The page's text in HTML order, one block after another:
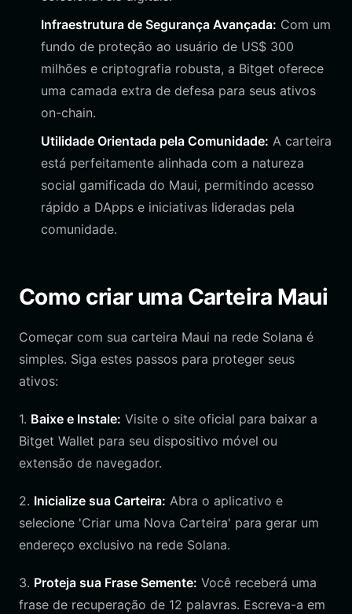
Infraestrutura de Segurança Avançada: Com um
fundo de proteção ao usuário de US$ 300
milhões e criptografia robusta, a Bitget oferece
uma camada extra de defesa para seus ativos
on-chain.
Utilidade Orientada pela Comunidade: A carteira
está perfeitamente alinhada com a natureza
social gamificada do Maui, permitindo acesso
rápido a DApps e iniciativas lideradas pela
comunidade.
Como criar uma Carteira Maui
Começar com sua carteira Maui na rede Solana é
simples. Siga estes passos para proteger seus
ativos:
1. Baixe e Instale: Visite o site oficial para baixar a
Bitget Wallet para seu dispositivo móvel ou
extensão de navegador.
2. Inicialize sua Carteira: Abra o aplicativo e
selecione 'Criar uma Nova Carteira' para gerar um
endereço exclusivo na rede Solana.
3. Proteja sua Frase Semente: Você receberá uma
frase de recuperação de 12 palavras. Escreva-a em